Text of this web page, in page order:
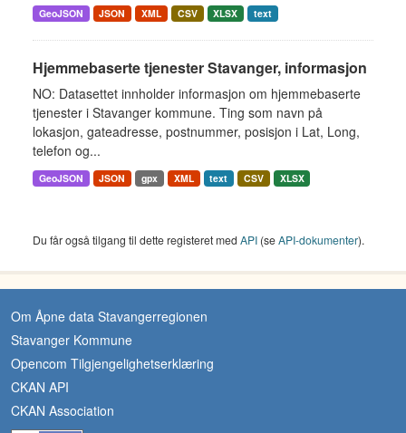
GeoJSON JSON XML CSV XLSX text
Hjemmebaserte tjenester Stavanger, informasjon
NO: Datasettet innholder informasjon om hjemmebaserte
tjenester i Stavanger kommune. Ting som navn på
lokasjon, gateadresse, postnummer, posisjon i Lat, Long,
telefon og...
GeoJSON JSON gpx XML text CSV XLSX
Du får også tilgang til dette registeret med API (seAPI-dokumenter).
Om Åpne data Stavangerregionen
Stavanger Kommune
Opencom Tilgjengelighetserklæring
CKAN API
CKAN Association